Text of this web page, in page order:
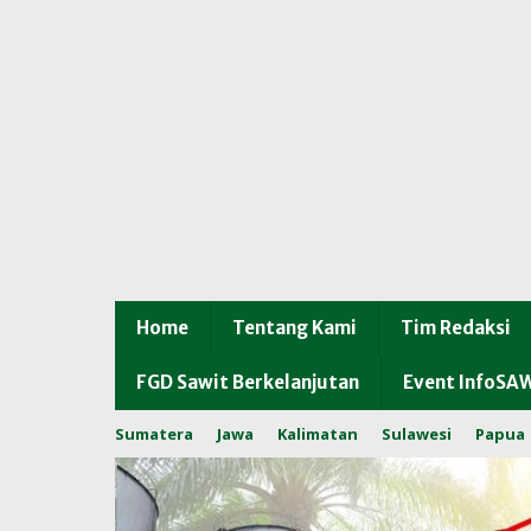
Home Tentang Kami Tim Redaksi
FGD Sawit Berkelanjutan Event
Sumatera Jawa Kalimatan Sulawesi Papua